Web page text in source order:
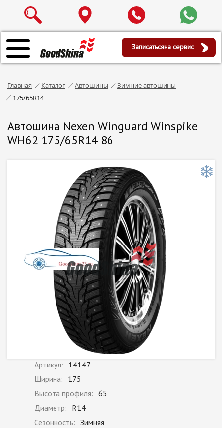
Записатьсяна сервис
Главная Каталог Автошины
Зимние автошины
175/65R14
Автошина Nexen Winguard Winspike
WH62 175/65R14 86
Артикул: 14147
Ширина: 175
Высота профиля: 65
Диаметр: R14
Сезонность: Зимняя